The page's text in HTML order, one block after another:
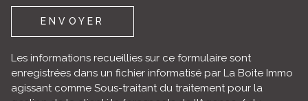
Les informations recueillies sur ce formulaire sont
enregistrées dans un fichier informatisé par La Boite Immo